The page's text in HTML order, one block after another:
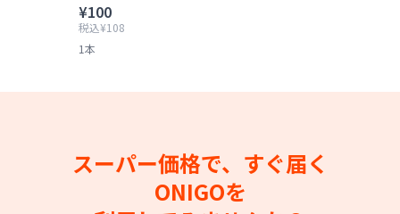
¥100
税込¥108
1本
スーパー価格で、すぐ届く
ONIGOを